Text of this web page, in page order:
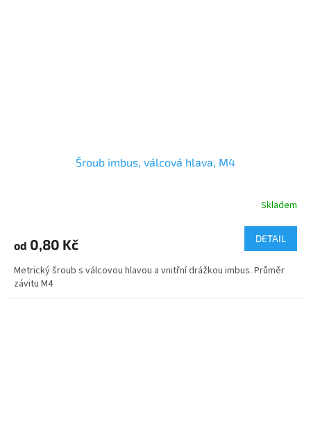
Šroub imbus, válcová hlava, M4
Skladem
od 0,80 Kč DETAIL
Metrický šroub s válcovou hlavou a vnitřní drážkou imbus. Průměr
závitu M4